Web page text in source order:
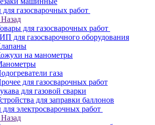
газосварочных работ
Назад
для газосварочных работ
для газосварочного оборудования
на манометры
газа
для газосварочных работ
для газовой сварки
для заправки баллонов
электросварочных работ
Назад